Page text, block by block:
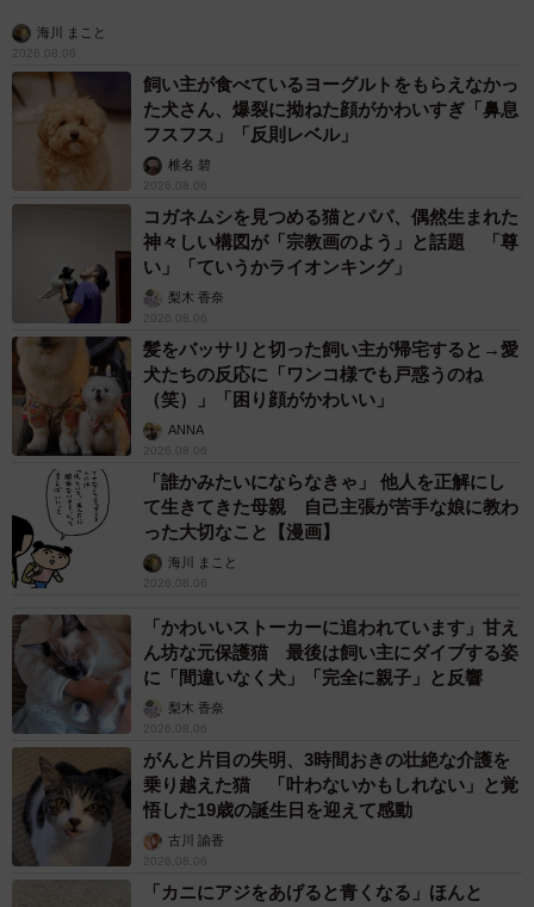
タイの電車の中で見た優先席のマーク 子ども、妊娠、けが
人、お年寄り… 一つだけ謎のものが！？「だから黄色なんで
すね」
【物価高が直撃】お盆帰省「予定なし」が約半
数 新幹線・高速バスの「使い分け」が鮮明に
まいどなニュース情報部
2026.08.06
1歳息子が腕を亜脱臼 「奥さん、専業主婦な
のに」と夫の後輩から一言 母は泣きながら対
応し必死だった 何年もたった今もたまに思い
出し…
山岡 もと子
2026.08.06
子どもの学校外の学習時間が11年で2割減少
「家庭学習0分層」が約半数に達する深刻な実
態と広がる学習格差
まいどなニュース情報部
2026.08.06
「事故物件」という言葉のイメージにとらわれ
ていませんか？ 不動産業者が語る「物件の可
能性」を閉ざさないために必要なこと
平藤 清刀
2026.08.06
東京・千代田区の中央線高架に心ない落書き
歴史ある昌平橋架道橋の被害に怒りの声 「何
も分かってないし、センスも古い」「罰則強化
して」
中将 タカノリ